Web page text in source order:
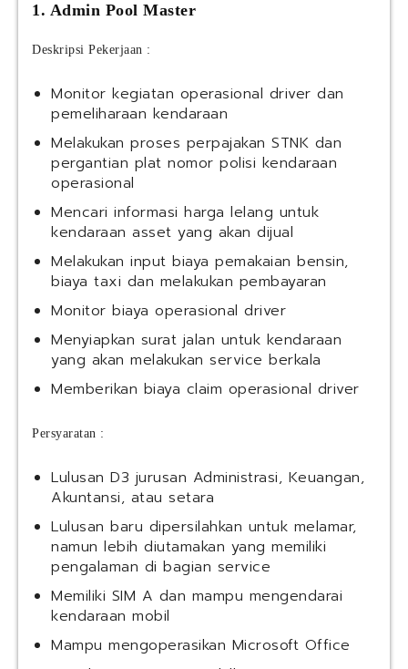
1. Admin Pool Master
Deskripsi Pekerjaan :
Monitor kegiatan operasional driver dan
pemeliharaan kendaraan
Melakukan proses perpajakan STNK dan
pergantian plat nomor polisi kendaraan
operasional
Mencari informasi harga lelang untuk
kendaraan asset yang akan dijual
Melakukan input biaya pemakaian bensin,
biaya taxi dan melakukan pembayaran
Monitor biaya operasional driver
Menyiapkan surat jalan untuk kendaraan
yang akan melakukan service berkala
Memberikan biaya claim operasional driver
Persyaratan :
Lulusan D3 jurusan Administrasi, Keuangan,
Akuntansi, atau setara
Lulusan baru dipersilahkan untuk melamar,
namun lebih diutamakan yang memiliki
pengalaman di bagian service
Memiliki SIM A dan mampu mengendarai
kendaraan mobil
Mampu mengoperasikan Microsoft Office